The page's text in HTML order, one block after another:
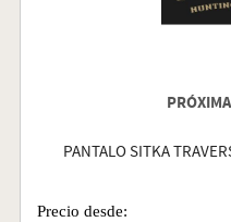
PANTALO SITKA
Precio desde: